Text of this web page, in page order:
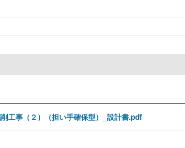
事（２）（担い手確保型）_設計書.pdf